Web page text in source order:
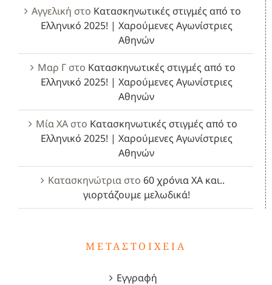
Αγγελική στο Κατασκηνωτικές στιγμές από το
Ελληνικό 2025! | Χαρούμενες Αγωνίστριες
Αθηνών
Μαρ Γστο Κατασκηνωτικές στιγμές από το
Ελληνικό 2025! | Χαρούμενες Αγωνίστριες
Αθηνών
Μία ΧΑστο Κατασκηνωτικές στιγμές από το
Ελληνικό 2025! | Χαρούμενες Αγωνίστριες
Αθηνών
Κατασκηνώτρια στο 60 χρόνια ΧΑ και..
γιορτάζουμε μελωδικά!
ΜΕΤΑΣΤΟΙΧΕΊΑ
Εγγραφή